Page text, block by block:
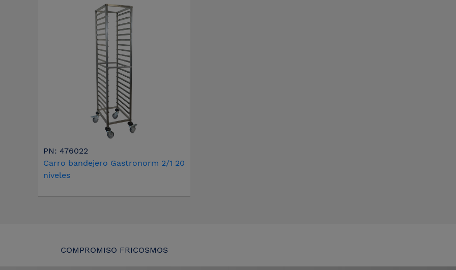
PN: 476022
Carro bandejero Gastronorm 2/1 20
niveles
COMPROMISO FRICOSMOS